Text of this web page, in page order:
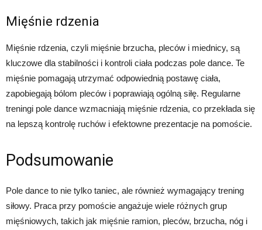
Mięśnie rdzenia
Mięśnie rdzenia, czyli mięśnie brzucha, pleców i miednicy, są
kluczowe dla stabilności i kontroli ciała podczas pole dance. Te
mięśnie pomagają utrzymać odpowiednią postawę ciała,
zapobiegają bólom pleców i poprawiają ogólną siłę. Regularne
treningi pole dance wzmacniają mięśnie rdzenia, co przekłada się
na lepszą kontrolę ruchów i efektowne prezentacje na pomoście.
Podsumowanie
Pole dance to nie tylko taniec, ale również wymagający trening
siłowy. Praca przy pomoście angażuje wiele różnych grup
mięśniowych, takich jak mięśnie ramion, pleców, brzucha, nóg i